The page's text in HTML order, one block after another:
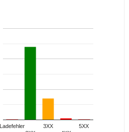
Ladefehler
3XX
5XX